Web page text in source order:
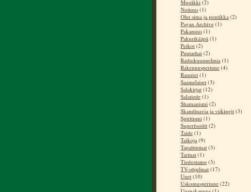
Musiikki (2)
Noituus (1)
Olut sima ja pontikka (2)
Pagan Archive (1)
Pakanuus (1)
Pakurikääpä (1)
Peikot (2)
Puutarhat (2)
Radiokuunnelmia (1)
Rakennusperinne (4)
Rauniot (1)
Saamelaiset (3)
Salakirjat (12)
Salatiede (1)
Shamanismi (2)
Skandinavia ja viikingit (3)
Spiritismi (1)
Superfoodit (2)
Taide (1)
Taikoja (9)
Tapahtumat (3)
Tarinat (1)
Tiedostamo (3)
TV-ohjelmat (17)
Unet (10)
Uskomusperinne (22)